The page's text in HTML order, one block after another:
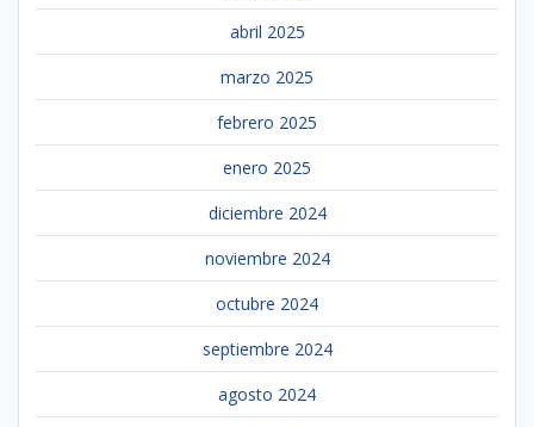
abril 2025
marzo 2025
febrero 2025
enero 2025
diciembre 2024
noviembre 2024
octubre 2024
septiembre 2024
agosto 2024